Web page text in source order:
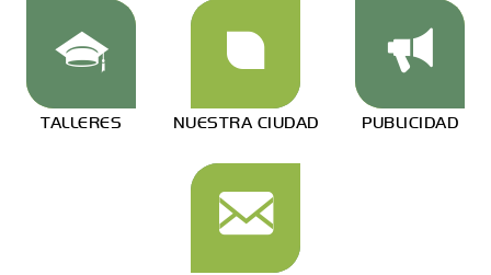
TALLERES NUESTRA CIUDAD PUBLICIDAD